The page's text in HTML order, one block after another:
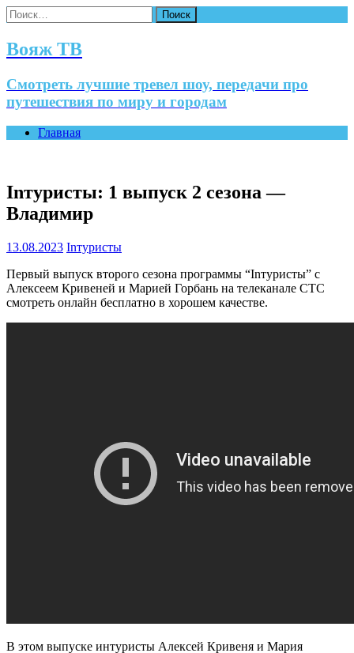
Найти:
Вояж ТВ
Смотреть лучшие тревел шоу, передачи про
путешествия по миру и городам
Главная
Inтуристы: 1 выпуск 2 сезона —
Владимир
13.08.2023 Inтуристы
Первый выпуск второго сезона программы “Inтуристы” с
Алексеем Кривеней и Марией Горбань на телеканале СТС
смотреть онлайн бесплатно в хорошем качестве.
В этом выпуске интуристы Алексей Кривеня и Мария